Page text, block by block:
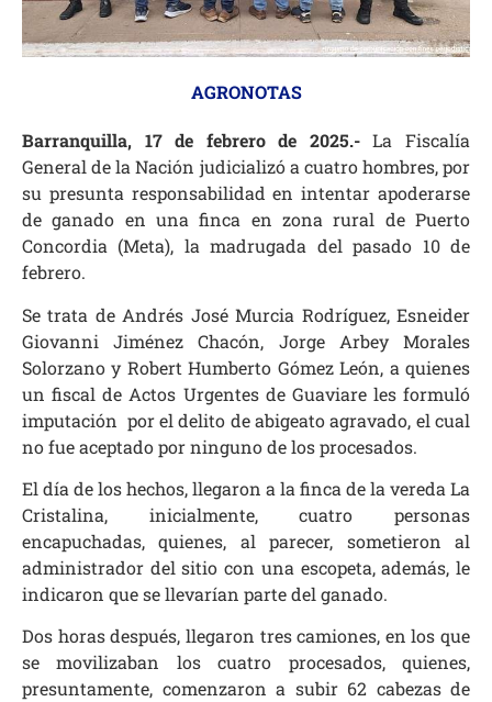
AGRONOTAS
Barranquilla, 17 de febrero de 2025.-La Fiscalía
General de la Nación judicializó a cuatro hombres, por
su presunta responsabilidad en intentar apoderarse
de ganado en una finca en zona rural de Puerto
Concordia (Meta), la madrugada del pasado 10 de
febrero.
Se trata de Andrés José Murcia Rodríguez, Esneider
Giovanni Jiménez Chacón, Jorge Arbey Morales
Solorzano y Robert Humberto Gómez León, a quienes
un fiscal de Actos Urgentes de Guaviare les formuló
imputación por el delito de abigeato agravado, el cual
no fue aceptado por ninguno de los procesados.
El día de los hechos, llegaron a la finca de la vereda La
Cristalina, inicialmente, cuatro personas
encapuchadas, quienes, al parecer, sometieron al
administrador del sitio con una escopeta, además, le
indicaron que se llevarían parte del ganado.
Dos horas después, llegaron tres camiones, en los que
se movilizaban los cuatro procesados, quienes,
presuntamente, comenzaron a subir 62 cabezas de